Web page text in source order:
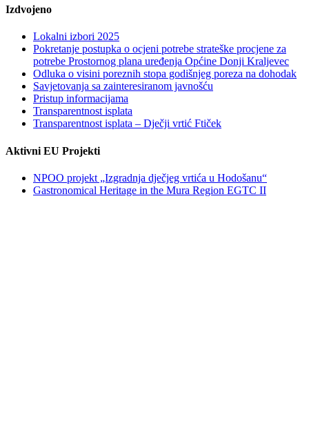
Izdvojeno
Lokalni izbori 2025
Pokretanje postupka o ocjeni potrebe strateške procjene za
potrebe Prostornog plana uređenja Općine Donji Kraljevec
Odluka o visini poreznih stopa godišnjeg poreza na dohodak
Savjetovanja sa zainteresiranom javnošću
Pristup informacijama
Transparentnost isplata
Transparentnost isplata – Dječji vrtić Ftiček
Aktivni EU Projekti
NPOO projekt „Izgradnja dječjeg vrtića u Hodošanu“
Gastronomical Heritage in the Mura Region EGTC II